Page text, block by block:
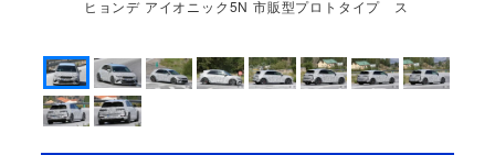
ヒョンデ アイオニック5N 市販型プロトタイプ ス